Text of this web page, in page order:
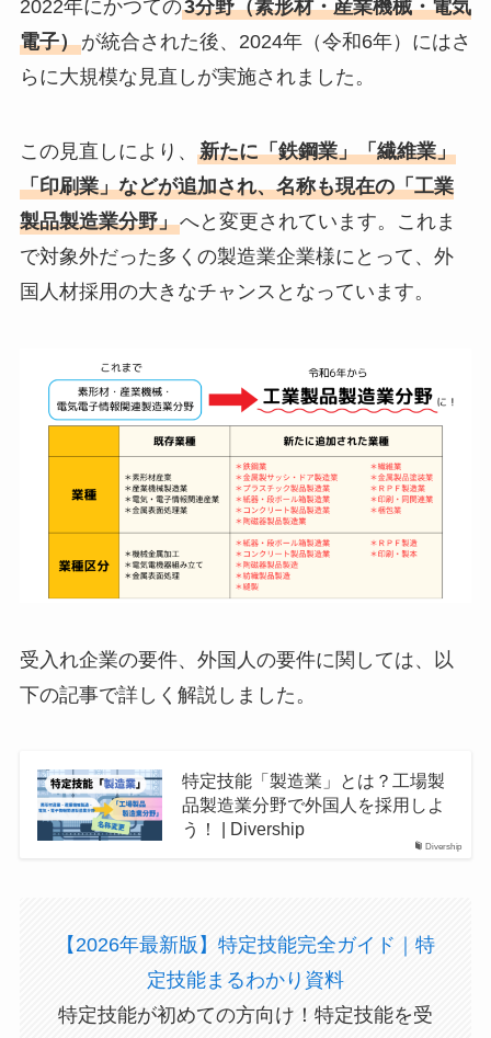
2022年にかつての3分野（素形材・産業機械・電気
電子）が統合された後、2024年（令和6年）にはさ
らに大規模な見直しが実施されました。
この見直しにより、 新たに「鉄鋼業」「繊維業」
「印刷業」などが追加され、名称も現在の「工業
製品製造業分野」へと変更されています。これま
で対象外だった多くの製造業企業様にとって、外
国人材採用の大きなチャンスとなっています。
受入れ企業の要件、外国人の要件に関しては、以
下の記事で詳しく解説しました。
Divership
特定技能「製造業」とは？工場製
品製造業分野で外国人を採用しよ
う！ | Divership
【2026年最新版】特定技能完全ガイド｜特
定技能まるわかり資料
特定技能が初めての方向け！特定技能を受